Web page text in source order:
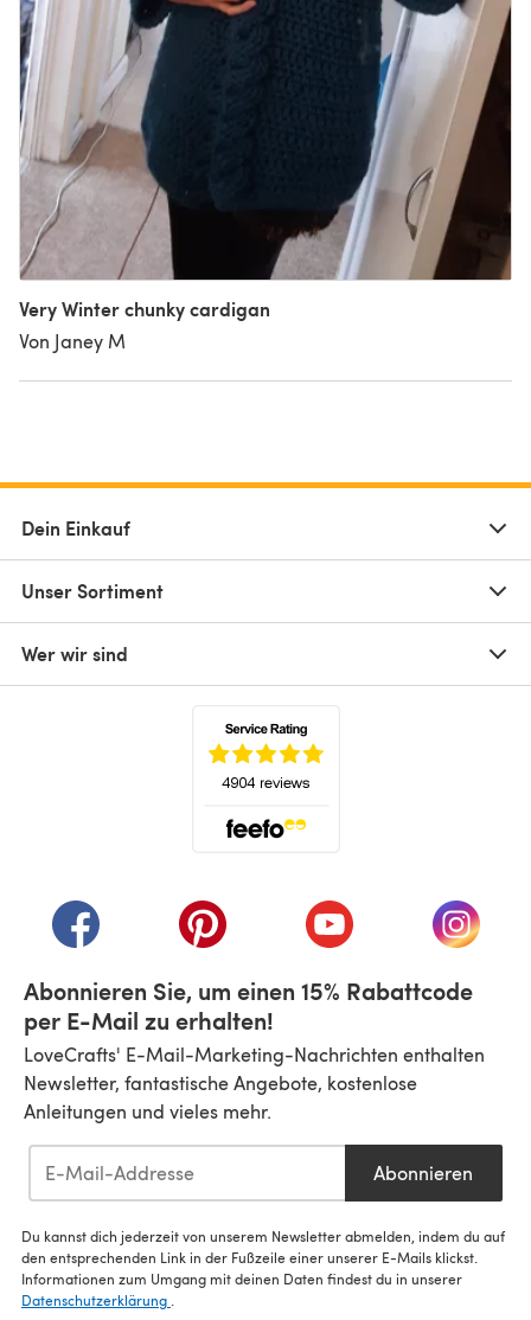
Very Winter chunky cardigan
Von Janey M
Dein Einkauf
Unser Sortiment
Wer wir sind
(öffnet sich in einem neuen Tab)
(öffnet sich in einem neuen Tab)
(öffnet sich in einem
(öffnet
Abonnieren Sie, um einen 15% Rabattcode
per E-Mail zu erhalten!
LoveCrafts' E-Mail-Marketing-Nachrichten enthalten
Newsletter, fantastische Angebote, kostenlose
Anleitungen und vieles mehr.
Abonnieren
Du kannst dich jederzeit von unserem Newsletter abmelden, indem du auf
den entsprechenden Link in der Fußzeile einer unserer E-Mails klickst.
Informationen zum Umgang mit deinen Daten findest du in unserer
Datenschutzerklärung .